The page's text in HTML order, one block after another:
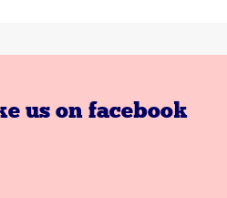
us on facebook